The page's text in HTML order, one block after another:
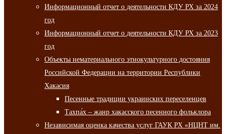
Информационный отчет о деятельности КДУ РХ за 2024
год
Информационный отчет о деятельности КДУ РХ за 2023
год
Объекты нематериального этнокультурного достояния
Российской Федерации на территории Республики
Хакасия
Песенные традиции украинских переселенцев
Тахпа́х – жанр хакасского песенного фольклора
Независимая оценка качества услуг ГАУК РХ «НЦНТ им.